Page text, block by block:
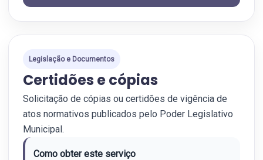
Legislação e Documentos
Certidões e cópias
Solicitação de cópias ou certidões de vigência de
atos normativos publicados pelo Poder Legislativo
Municipal.
Como obter este serviço